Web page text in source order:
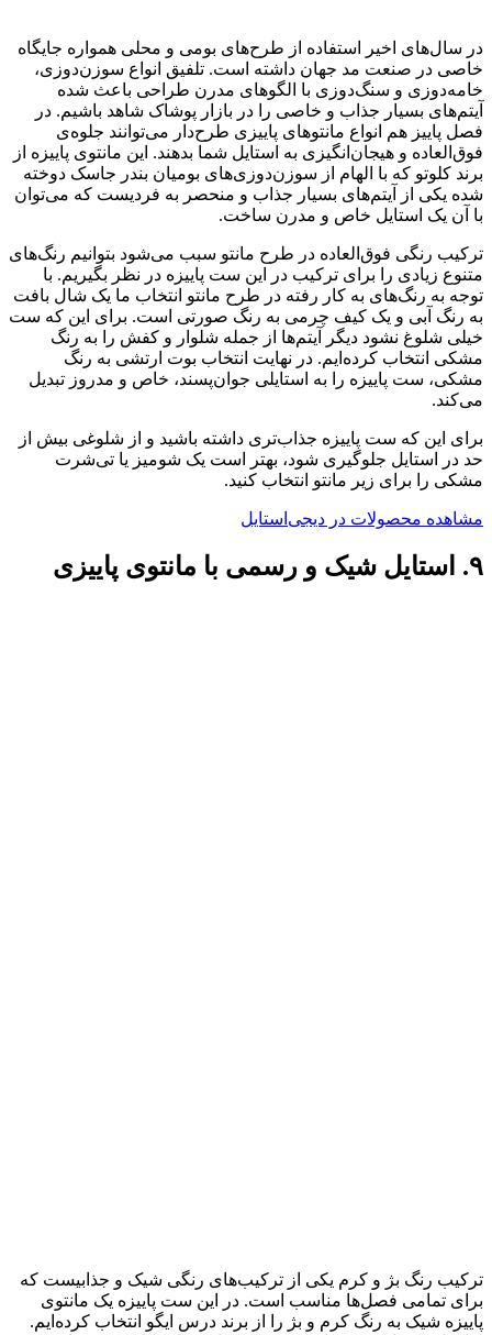
در سال‌های اخیر استفاده از طرح‌های بومی و محلی همواره جایگاه
خاصی در صنعت مد جهان داشته است. تلفیق انواع سوزن‌دوزی‌،
خامه‌دوزی و سنگ‌دوزی با الگو‌های مدرن طراحی باعث شده
آیتم‌های بسیار جذاب و خاصی را در بازار پوشاک شاهد باشیم. در
فصل پاییز هم انواع مانتوهای پاییزی طرح‌دار می‌توانند جلوه‌ی
فوق‌العاده و هیجان‌انگیزی به استایل شما بدهند. این مانتوی پاییزه از
برند کلوتو که با الهام از سوزن‌دوزی‌های بومیان بندر جاسک دوخته
شده یکی از آیتم‌های بسیار جذاب و منحصر به فردیست که می‌توان
با آن یک استایل خاص و مدرن ساخت.
ترکیب رنگی فوق‌العاده در طرح مانتو سبب می‌شود بتوانیم رنگ‌های
متنوع زیادی را برای ترکیب در این ست پاییزه در نظر بگیریم. با
توجه به رنگ‌های به کار رفته در طرح مانتو انتخاب ما یک شال بافت
به رنگ آبی و یک کیف چرمی به رنگ صورتی است. برای این که ست
خیلی شلوغ نشود دیگر آیتم‌ها از جمله شلوار و کفش را به رنگ
مشکی انتخاب کرده‌ایم. در نهایت انتخاب بوت ارتشی به رنگ
مشکی، ست پاییزه را به استایلی جوان‌پسند، خاص و مد‌روز تبدیل
می‌کند.
برای این که ست پاییزه جذاب‌تری داشته باشید و از شلوغی بیش از
حد در استایل جلوگیری شود، بهتر است یک شومیز یا تی‌شرت
مشکی را برای زیر مانتو انتخاب کنید.
مشاهده محصولات در دیجی‌استایل
۹. استایل شیک و رسمی با مانتوی پاییزی
ترکیب رنگ بژ و کرم یکی از ترکیب‌های رنگی شیک و جذابیست که
برای تمامی فصل‌ها مناسب است. در این ست پاییزه یک مانتوی
پاییزه شیک به رنگ کرم و بژ را از برند درس ایگو انتخاب کرده‌ایم.